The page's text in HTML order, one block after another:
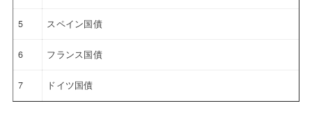
5 スペイン国債
6 フランス国債
7 ドイツ国債